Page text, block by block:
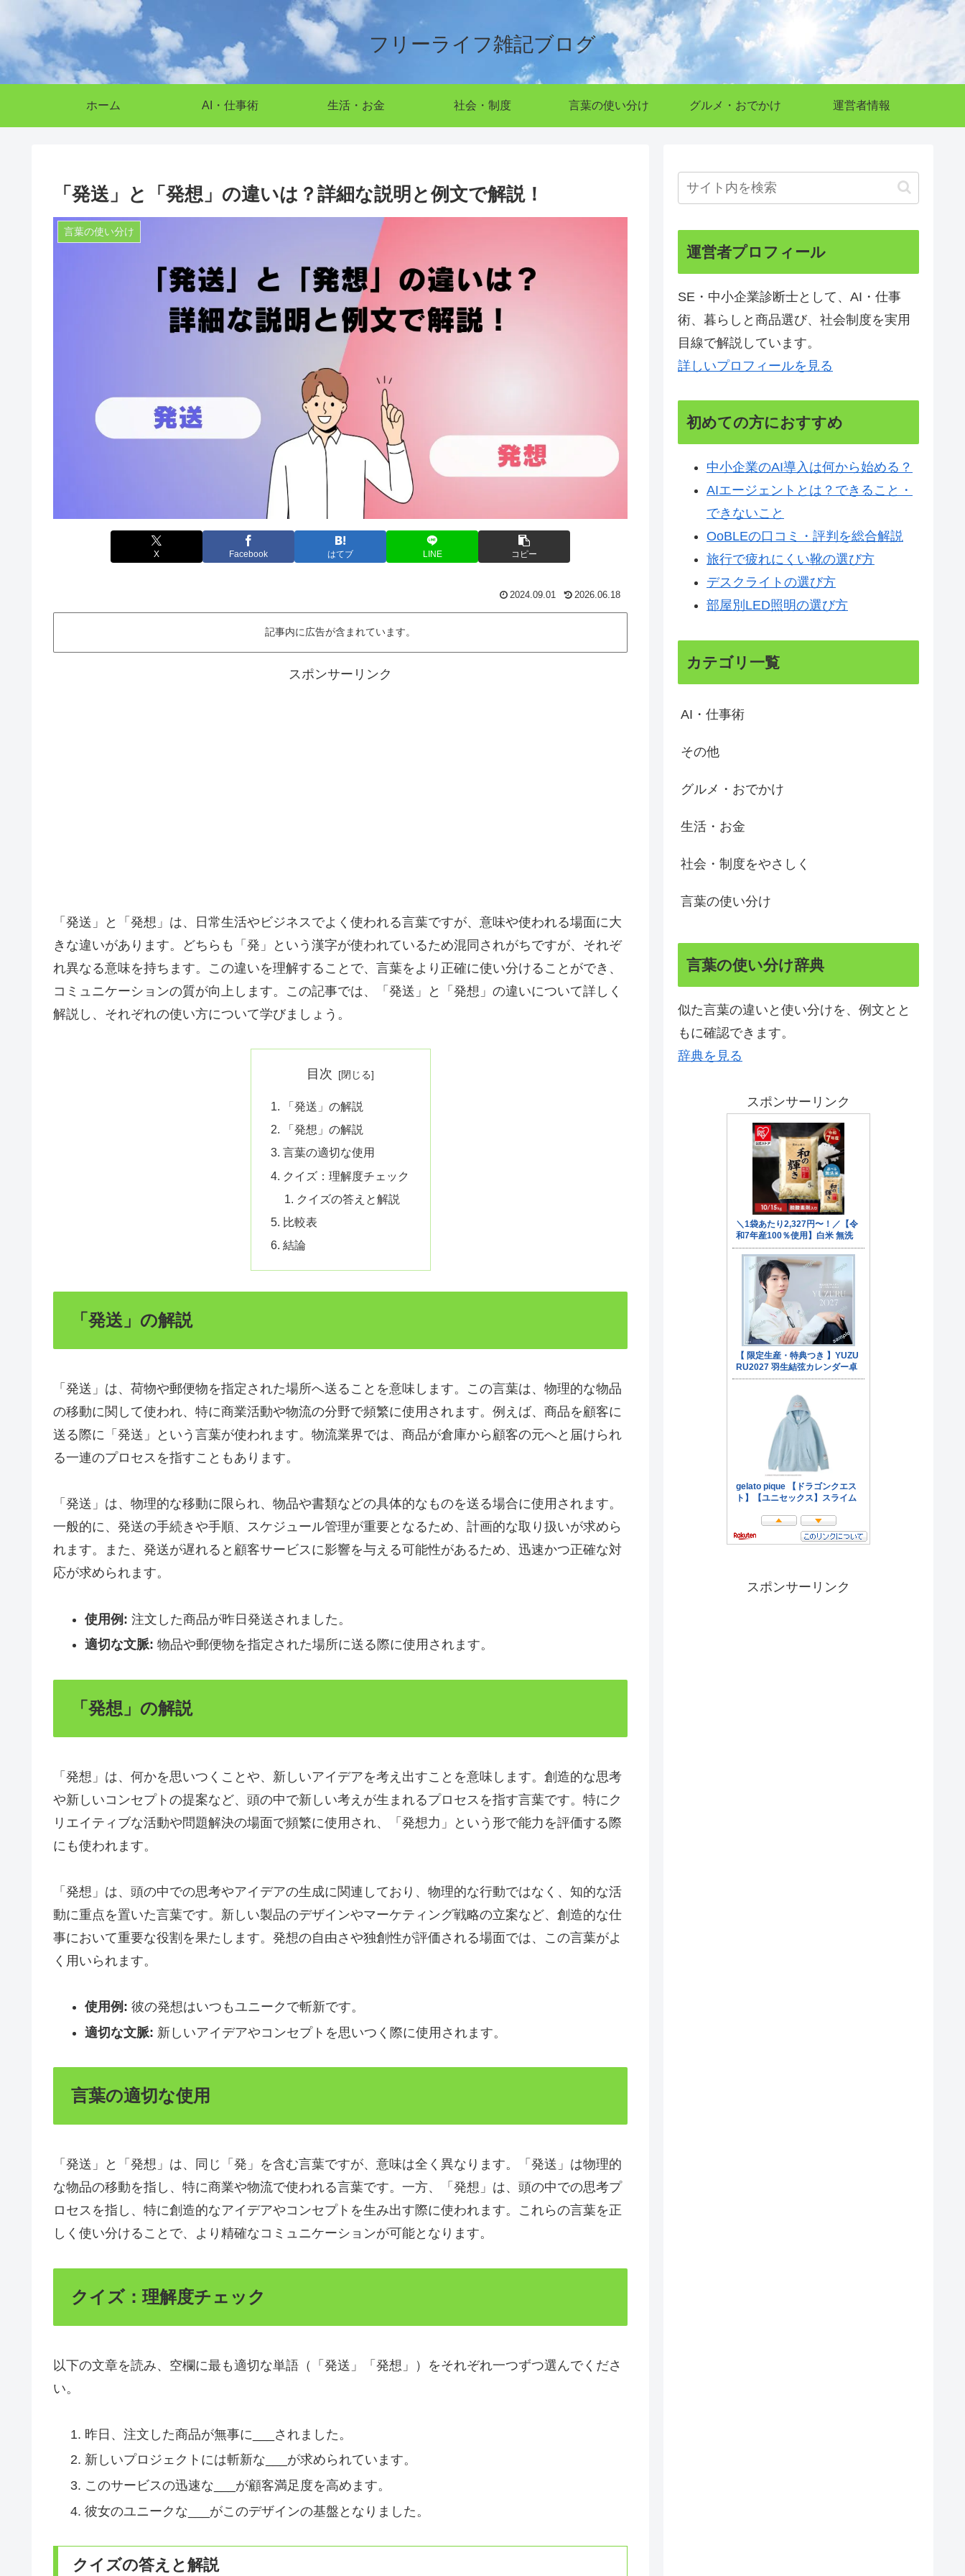
フリーライフ雑記ブログ
ホーム AI・仕事術 生活・お金 社会・制度 言葉の使い分け グルメ・おでかけ 運営者情報
「発送」と「発想」の違いは？詳細な説明と例文で解説！
言葉の使い分け
X Facebook はてブ LINE コピー
2024.09.01 2026.06.18
記事内に広告が含まれています。
スポンサーリンク
「発送」と「発想」は、日常生活やビジネスでよく使われる言葉ですが、意味や使われる場面に大
きな違いがあります。どちらも「発」という漢字が使われているため混同されがちですが、それぞ
れ異なる意味を持ちます。この違いを理解することで、言葉をより正確に使い分けることができ、
コミュニケーションの質が向上します。この記事では、「発送」と「発想」の違いについて詳しく
解説し、それぞれの使い方について学びましょう。
目次
「発送」の解説
「発想」の解説
言葉の適切な使用
クイズ：理解度チェック
クイズの答えと解説
比較表
結論
「発送」の解説
「発送」は、荷物や郵便物を指定された場所へ送ることを意味します。この言葉は、物理的な物品
の移動に関して使われ、特に商業活動や物流の分野で頻繁に使用されます。例えば、商品を顧客に
送る際に「発送」という言葉が使われます。物流業界では、商品が倉庫から顧客の元へと届けられ
る一連のプロセスを指すこともあります。
「発送」は、物理的な移動に限られ、物品や書類などの具体的なものを送る場合に使用されます。
一般的に、発送の手続きや手順、スケジュール管理が重要となるため、計画的な取り扱いが求めら
れます。また、発送が遅れると顧客サービスに影響を与える可能性があるため、迅速かつ正確な対
応が求められます。
使用例: 注文した商品が昨日発送されました。
適切な文脈: 物品や郵便物を指定された場所に送る際に使用されます。
「発想」の解説
「発想」は、何かを思いつくことや、新しいアイデアを考え出すことを意味します。創造的な思考
や新しいコンセプトの提案など、頭の中で新しい考えが生まれるプロセスを指す言葉です。特にク
リエイティブな活動や問題解決の場面で頻繁に使用され、「発想力」という形で能力を評価する際
にも使われます。
「発想」は、頭の中での思考やアイデアの生成に関連しており、物理的な行動ではなく、知的な活
動に重点を置いた言葉です。新しい製品のデザインやマーケティング戦略の立案など、創造的な仕
事において重要な役割を果たします。発想の自由さや独創性が評価される場面では、この言葉がよ
く用いられます。
使用例: 彼の発想はいつもユニークで斬新です。
適切な文脈: 新しいアイデアやコンセプトを思いつく際に使用されます。
言葉の適切な使用
「発送」と「発想」は、同じ「発」を含む言葉ですが、意味は全く異なります。「発送」は物理的
な物品の移動を指し、特に商業や物流で使われる言葉です。一方、「発想」は、頭の中での思考プ
ロセスを指し、特に創造的なアイデアやコンセプトを生み出す際に使われます。これらの言葉を正
しく使い分けることで、より精確なコミュニケーションが可能となります。
クイズ：理解度チェック
以下の文章を読み、空欄に最も適切な単語（「発送」「発想」）をそれぞれ一つずつ選んでくださ
い。
昨日、注文した商品が無事に___されました。
新しいプロジェクトには斬新な___が求められています。
このサービスの迅速な___が顧客満足度を高めます。
彼女のユニークな___がこのデザインの基盤となりました。
クイズの答えと解説
運営者プロフィール
SE・中小企業診断士として、AI・仕事
術、暮らしと商品選び、社会制度を実用
目線で解説しています。
詳しいプロフィールを見る
初めての方におすすめ
中小企業のAI導入は何から始める？
AIエージェントとは？できること・
できないこと
OoBLEの口コミ・評判を総合解説
旅行で疲れにくい靴の選び方
デスクライトの選び方
部屋別LED照明の選び方
カテゴリ一覧
AI・仕事術
その他
グルメ・おでかけ
生活・お金
社会・制度をやさしく
言葉の使い分け
言葉の使い分け辞典
似た言葉の違いと使い分けを、例文とと
もに確認できます。
辞典を見る
スポンサーリンク
スポンサーリンク